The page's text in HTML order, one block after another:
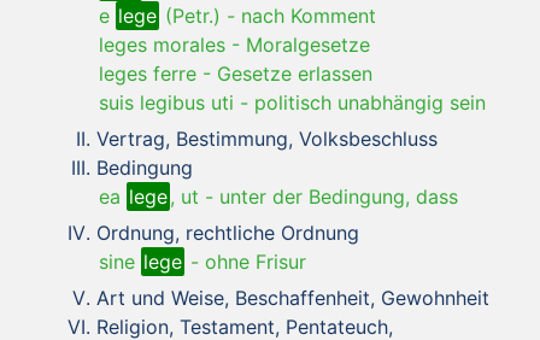
e lege (Petr.) - nach Komment
leges morales - Moralgesetze
leges ferre - Gesetze erlassen
suis legibus uti - politisch unabhängig sein
Vertrag, Bestimmung, Volksbeschluss
Bedingung
ea lege, ut - unter der Bedingung, dass
Ordnung, rechtliche Ordnung
sine lege - ohne Frisur
Art und Weise, Beschaffenheit, Gewohnheit
Religion, Testament, Pentateuch,